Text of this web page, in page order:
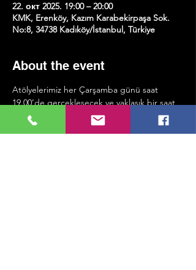
22. окт 2025. 19:00 – 20:00
KMK, Erenköy, Kazım Karabekirpaşa Sok.
No:8, 34738 Kadıköy/İstanbul, Türkiye
About the event
Atölyelerimiz her Çarşamba günü saat
19.00’de gerçekleşecek ve yaklaşık bir saat
sürecek.
Katılım için belirli bir seviye şartı